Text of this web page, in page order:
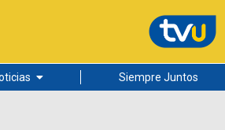
Siempre Juntos